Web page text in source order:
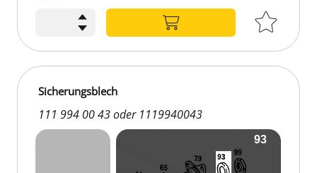
Sicherungsblech
111 994 00 43 oder 1119940043